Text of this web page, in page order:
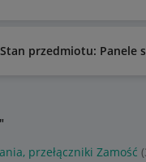
Stan przedmiotu: Panele
przełączniki Zamość